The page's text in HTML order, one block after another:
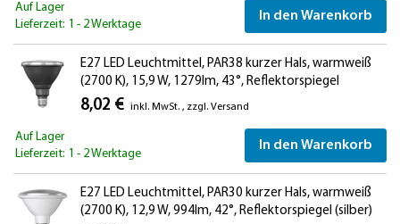
Auf Lager
Lieferzeit: 1 - 2 Werktage
In den Warenkorb
E27 LED Leuchtmittel, PAR38 kurzer Hals, warmweiß
(2700 K), 15,9 W, 1279lm, 43°, Reflektorspiegel
(silber)
8,02 € inkl. MwSt. , zzgl. Versand
Auf Lager
Lieferzeit: 1 - 2 Werktage
In den Warenkorb
E27 LED Leuchtmittel, PAR30 kurzer Hals, warmweiß
(2700 K), 12,9 W, 994lm, 42°, Reflektorspiegel (silber)